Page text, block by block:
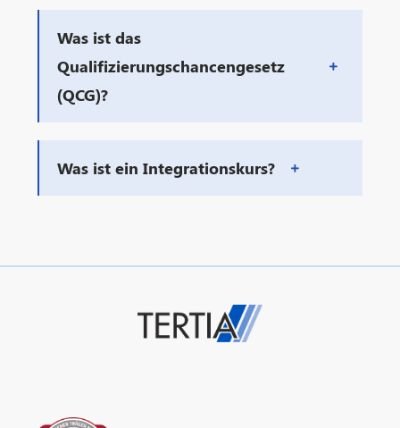
Was ist das
Qualifizierungschancengesetz
(QCG)?
Was ist ein Integrationskurs?